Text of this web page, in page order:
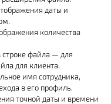
даты и
количества
файла — для
для клиента.
имя сотрудника,
в его профиль.
точной даты и времени